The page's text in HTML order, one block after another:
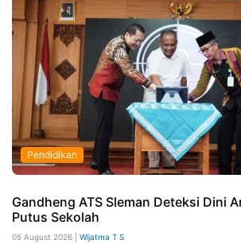
Pendidikan
Gandheng ATS Sleman Deteksi Dini
Putus Sekolah
05 August 2026 | Wijatma T S